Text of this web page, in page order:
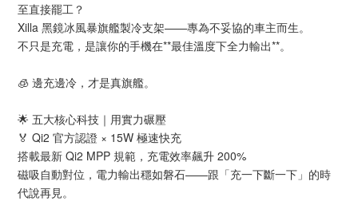
至直接罷工？
Xilla 黑鏡冰風暴旗艦製冷支架——專為不妥協的車主而生。
不只是充電，是讓你的手機在**最佳溫度下全力輸出**。
🧊 邊充邊冷，才是真旗艦。
🌟 五大核心科技｜用實力碾壓
🏅 Qi2 官方認證 × 15W 極速快充
搭載最新 Qi2 MPP 規範，充電效率飆升 200%
磁吸自動對位，電力輸出穩如磐石——跟「充一下斷一下」的時
代說再見。